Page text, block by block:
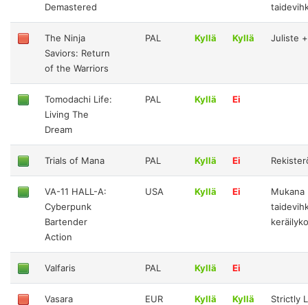
Demastered
The Ninja
Saviors: Return
of the Warriors
PAL Kyllä Kyllä Juliste
Tomodachi Life:
Living The
Dream
PAL Kyllä Ei
Trials of Mana PAL Kyllä Ei
VA-11 HALL-A:
Cyberpunk
Bartender
Action
USA Kyllä Ei
Mukana
Valfaris PAL Kyllä Ei
Vasara
EUR Kyllä Kyllä
Strictly